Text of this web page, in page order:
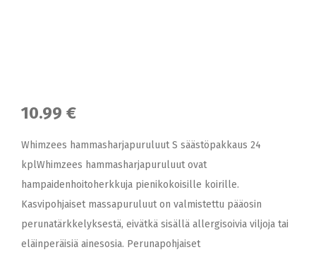
10.99 €
Whimzees hammasharjapuruluut S säästöpakkaus 24
kplWhimzees hammasharjapuruluut ovat
hampaidenhoitoherkkuja pienikokoisille koirille.
Kasvipohjaiset massapuruluut on valmistettu pääosin
perunatärkkelyksestä, eivätkä sisällä allergisoivia viljoja tai
eläinperäisiä ainesosia. Perunapohjaiset